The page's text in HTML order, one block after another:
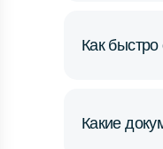
Как быстро
Какие